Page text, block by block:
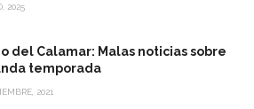
2025
del Calamar: Malas noticias sobre
temporada
2021